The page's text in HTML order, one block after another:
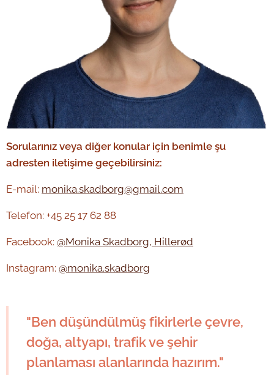
Sorularınız veya diğer konular için benimle şu
adresten iletişime geçebilirsiniz:
E-mail: monika.skadborg@gmail.com
Telefon: +45 25 17 62 88
Facebook: @Monika Skadborg, Hillerød
Instagram: @monika.skadborg
"Ben düşündülmüş fikirlerle çevre,
doğa, altyapı, trafik ve şehir
planlaması alanlarında hazırım."